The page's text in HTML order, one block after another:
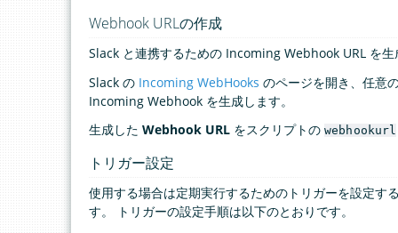
Webhook URLの作成
Slack と連携するための Incoming Webhook URL を生
Slack の Incoming WebHooks のページを開き、任意
Incoming Webhook を生成します。
生成した Webhook URL をスクリプトの webhookurl
トリガー設定
使用する場合は定期実行するためのトリガーを設定す
す。 トリガーの設定手順は以下のとおりです。